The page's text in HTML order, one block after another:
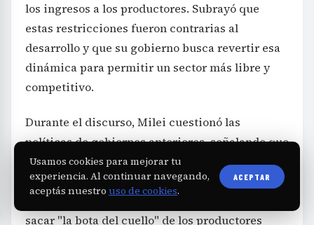
los ingresos a los productores. Subrayó que
estas restricciones fueron contrarias al
desarrollo y que su gobierno busca revertir esa
dinámica para permitir un sector más libre y
competitivo.
Durante el discurso, Milei cuestionó las
políticas de gobiernos anteriores, señalando que
se atacó "a la gallina de los huevos de oro" y que
el campo estuvo "exprimido y atado de pies y
manos". Recalcó que su gestión se propone
sacar "la bota del cuello" de los productores
Usamos cookies para mejorar tu
experiencia. Al continuar navegando,
aceptás nuestro uso de cookies.
ACEPTAR